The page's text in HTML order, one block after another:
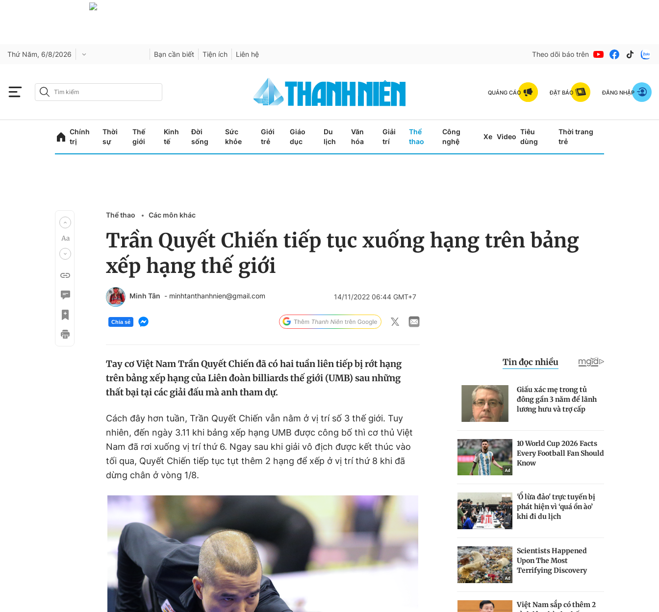
Thứ Năm, 6/8/2026 Bạn cần biết Tiện ích Liên hệ Theo dõi báo trên
QUẢNG CÁO ĐẶT BÁO ĐĂNG NHẬP
Chính
trị
Thời
sự
Thế
giới
Kinh
tế
Đời
sống
Sức
khỏe
Giới
trẻ
Giáo
dục
Du
lịch
Văn
hóa
Giải
trí
Thể
thao
Công
nghệ
Xe Video
Tiêu
dùng
Thời trang
trẻ
Thể thao Các môn khác
Trần Quyết Chiến tiếp tục xuống hạng trên bảng
xếp hạng thế giới
Minh Tân - minhtanthanhnien@gmail.com 14/11/2022 06:44 GMT+7
Chia sẻ
Tay cơ Việt Nam Trần Quyết Chiến đã có hai tuần liên tiếp bị rớt hạng
trên bảng xếp hạng của Liên đoàn billiards thế giới (UMB) sau những
thất bại tại các giải đấu mà anh tham dự.
Cách đây hơn tuần, Trần Quyết Chiến vẫn nằm ở vị trí số 3 thế giới. Tuy
nhiên, đến ngày 3.11 khi bảng xếp hạng UMB được công bố thì cơ thủ Việt
Nam đã rơi xuống vị trí thứ 6. Ngay sau khi giải vô địch được kết thúc vào
tối qua, Quyết Chiến tiếp tục tụt thêm 2 hạng để xếp ở vị trí thứ 8 khi đã
dừng chân ở vòng 1/8.